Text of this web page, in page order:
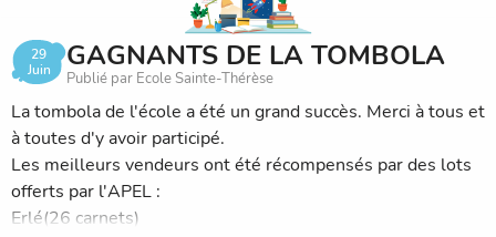
29
Juin
GAGNANTS DE LA TOMBOLA
Publié par Ecole Sainte-Thérèse
La tombola de l'école a été un grand succès. Merci à tous et
à toutes d'y avoir participé.
Les meilleurs vendeurs ont été récompensés par des lots
offerts par l'APEL :
Erlé(26 carnets)